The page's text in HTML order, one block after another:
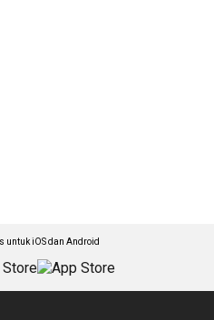
untuk iOS dan Android